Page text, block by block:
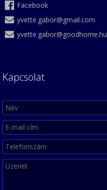
Facebook
yvette.gabor@gmail.com
yvette.gabor@goodhome.hu
Kapcsolat